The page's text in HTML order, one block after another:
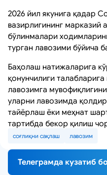
2026 йил якунига қадар
вазирлигининг марказий
бўлинмалари
турган лавозими бўйича
Баҳолаш натижаларига
қонунчилиги
лавозимга
уларни лавозимда
тайёрлаш ёки меҳнат
тартибда бекор қилиш
соғлиқни сақлаш лавозим
Телеграмда кузатиб